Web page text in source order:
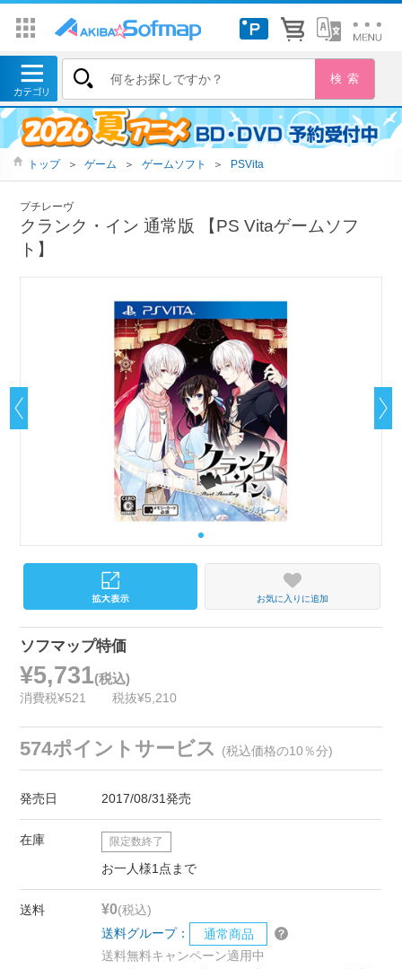
トップ ＞ ゲーム ＞ ゲームソフト ＞ PSVita
プチレーヴ
クランク・イン 通常版 【PS Vitaゲームソフ
ト】
お気に入りに追加
ソフマップ特価
¥5,731(税込)
消費税¥521 税抜¥5,210
574ポイントサービス (税込価格の10％分)
発売日 2017/08/31発売
在庫 限定数終了
お一人様1点まで
送料 ¥0(税込)
送料グループ：
通常商品
送料無料キャンペーン適用中